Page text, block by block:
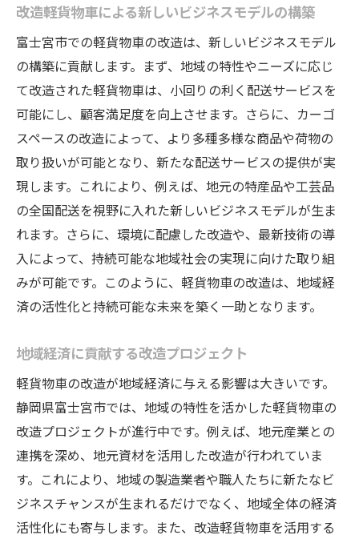
改造軽貨物車による新しいビジネスモデルの構築
富士宮市での軽貨物車の改造は、新しいビジネスモデル
の構築に貢献します。まず、地域の特性やニーズに応じ
て改造された軽貨物車は、小回りの利く配送サービスを
可能にし、顧客満足度を向上させます。さらに、カーゴ
スペースの改造によって、より多種多様な商品や荷物の
取り扱いが可能となり、新たな配送サービスの提供が実
現します。これにより、例えば、地元の特産品や工芸品
の全国配送を視野に入れた新しいビジネスモデルが生ま
れます。さらに、環境に配慮した改造や、最新技術の導
入によって、持続可能な地域社会の実現に向けた取り組
みが可能です。このように、軽貨物車の改造は、地域経
済の活性化と持続可能な未来を築く一助となります。
地域経済に貢献する改造プロジェクト
軽貨物車の改造が地域経済に与える影響は大きいです。
静岡県富士宮市では、地域の特性を活かした軽貨物車の
改造プロジェクトが進行中です。例えば、地元産業との
連携を深め、地元資材を活用した改造が行われていま
す。これにより、地域の製造業者や職人たちに新たなビ
ジネスチャンスが生まれるだけでなく、地域全体の経済
活性化にも寄与します。また、改造軽貨物車を活用する